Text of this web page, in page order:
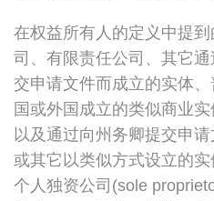
在权益所有人的定义中提到
司、有限责任公司、其它
交申请文件而成立的实体
国或外国成立的类似商业
以及通过向州务卿提交申
或其它以类似方式设立的实
个人独资公司(sole